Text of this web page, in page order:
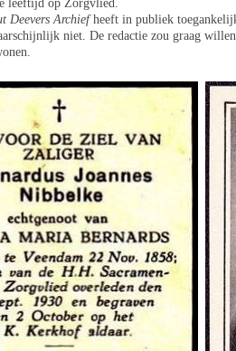
Deevers Archiefheeft in publiek
niet. De redactie zou graag